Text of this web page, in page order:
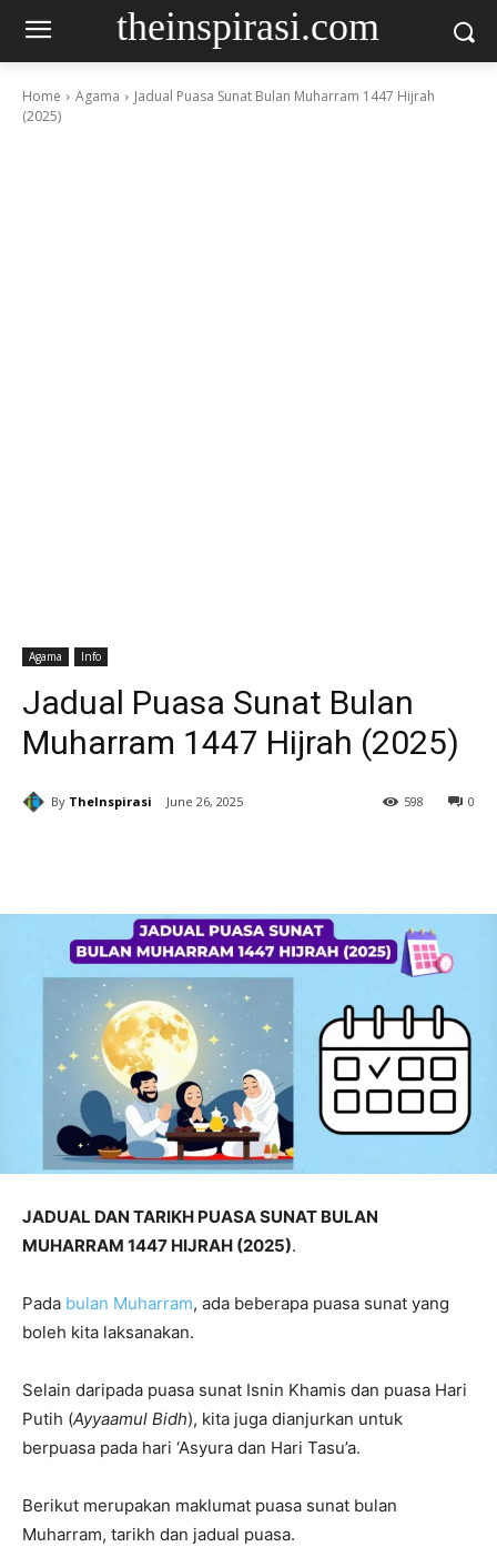
theinspirasi.com
Home Agama
Jadual Puasa Sunat Bulan Muharram 1447 Hijrah
(2025)
Agama Info
Jadual Puasa Sunat Bulan
Muharram 1447 Hijrah (2025)
By TheInspirasi June 26, 2025 0
598
JADUAL DAN TARIKH PUASA SUNAT BULAN
MUHARRAM 1447 HIJRAH (2025).
Pada bulan Muharram, ada beberapa puasa sunat yang
boleh kita laksanakan.
Selain daripada puasa sunat Isnin Khamis dan puasa Hari
Putih (Ayyaamul Bidh), kita juga dianjurkan untuk
berpuasa pada hari ‘Asyura dan Hari Tasu’a.
Berikut merupakan maklumat puasa sunat bulan
Muharram, tarikh dan jadual puasa.